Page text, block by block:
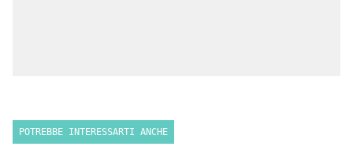
POTREBBE INTERESSARTI ANCHE